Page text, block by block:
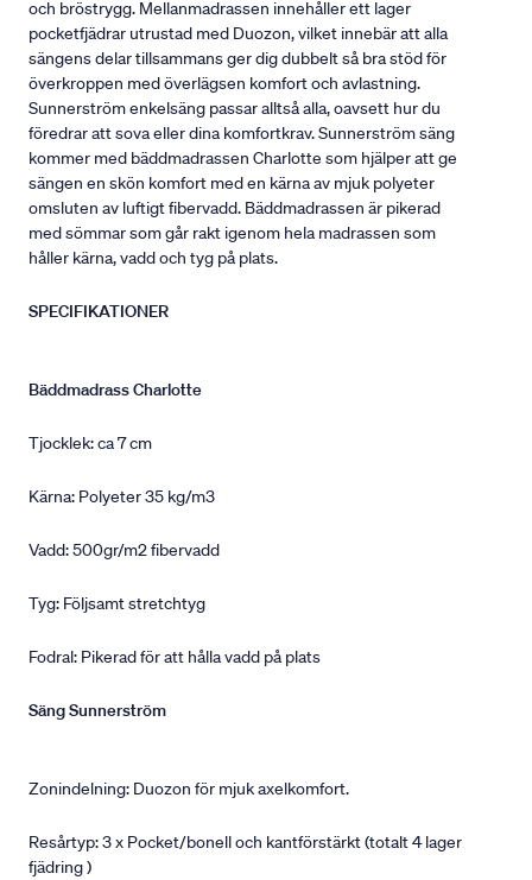
och bröstrygg. Mellanmadrassen innehåller ett lager
pocketfjädrar utrustad med Duozon, vilket innebär att alla
sängens delar tillsammans ger dig dubbelt så bra stöd för
överkroppen med överlägsen komfort och avlastning.
Sunnerström enkelsäng passar alltså alla, oavsett hur du
föredrar att sova eller dina komfortkrav. Sunnerström säng
kommer med bäddmadrassen Charlotte som hjälper att ge
sängen en skön komfort med en kärna av mjuk polyeter
omsluten av luftigt fibervadd. Bäddmadrassen är pikerad
med sömmar som går rakt igenom hela madrassen som
håller kärna, vadd och tyg på plats.
SPECIFIKATIONER
Bäddmadrass Charlotte
Tjocklek: ca 7 cm
Kärna: Polyeter 35 kg/m3
Vadd: 500gr/m2 fibervadd
Tyg: Följsamt stretchtyg
Fodral: Pikerad för att hålla vadd på plats
Säng Sunnerström
Zonindelning: Duozon för mjuk axelkomfort.
Resårtyp: 3 x Pocket/bonell och kantförstärkt (totalt 4 lager
fjädring )